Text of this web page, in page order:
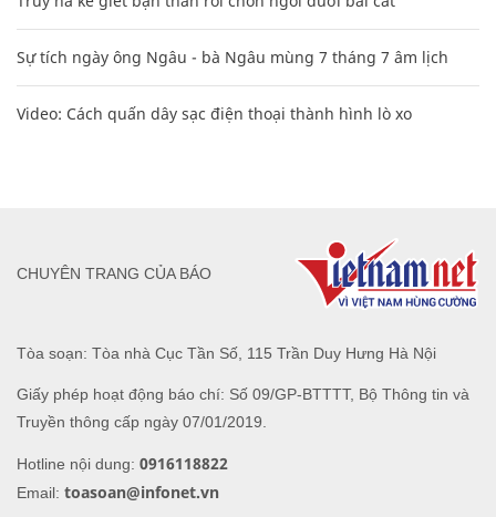
Sự tích ngày ông Ngâu - bà Ngâu mùng 7 tháng 7 âm lịch
Video: Cách quấn dây sạc điện thoại thành hình lò xo
Tòa soạn: Tòa nhà Cục Tần Số, 115 Trần Duy Hưng Hà Nội
Giấy phép hoạt động báo chí: Số 09/GP-BTTTT, Bộ Thông tin và
Truyền thông cấp ngày 07/01/2019.
Hotline nội dung: 0916118822
Email: toasoan@infonet.vn
CHUYÊN TRANG CỦA BÁO